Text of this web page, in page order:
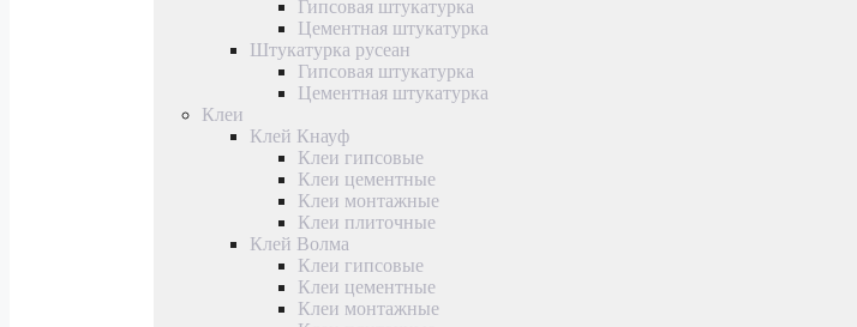
Гипсовая штукатурка
Цементная штукатурка
Штукатурка русеан
Гипсовая штукатурка
Цементная штукатурка
Клеи
Клей Кнауф
Клеи гипсовые
Клеи цементные
Клеи монтажные
Клеи плиточные
Клей Волма
Клеи гипсовые
Клеи цементные
Клеи монтажные